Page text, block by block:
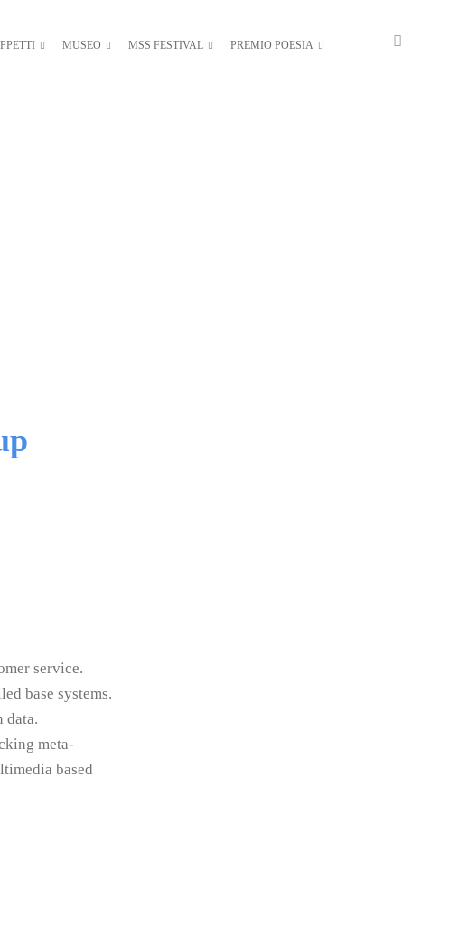
MUSEO MSS FESTIVAL PREMIO POESIA
service.
base systems.
data.
meta-
based